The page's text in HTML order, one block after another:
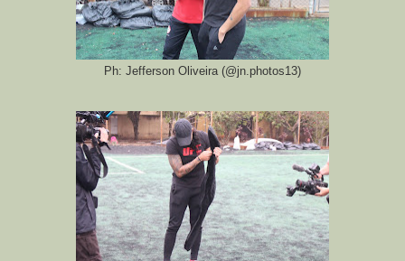
Ph: Jefferson Oliveira (@jn.photos13)